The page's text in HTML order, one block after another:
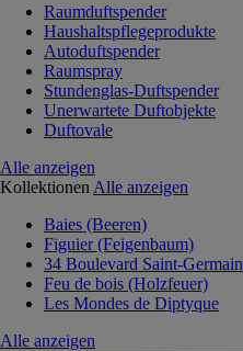
Raumduftspender
Haushaltspflegeprodukte
Autoduftspender
Raumspray
Stundenglas-Duftspender
Unerwartete Duftobjekte
Duftovale
Alle anzeigen
Kollektionen Alle anzeigen
Baies (Beeren)
Figuier (Feigenbaum)
34 Boulevard Saint-Germain
Feu de bois (Holzfeuer)
Les Mondes de Diptyque
Alle anzeigen